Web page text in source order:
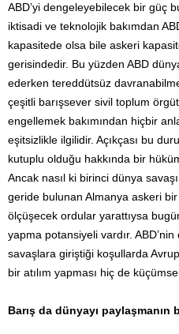
ABD’yi dengeleyebilecek bir güç
iktisadi ve teknolojik bakımdan
kapasitede olsa bile askeri
gerisindedir. Bu yüzden ABD
ederken tereddütsüz
çeşitli barışsever sivil toplum
engellemek bakımından hiçbir
eşitsizlikle ilgilidir. Açıkçası bu
kutuplu olduğu hakkında bir
Ancak nasıl ki birinci dünya
geride bulunan Almanya askeri
ölçüşecek ordular yarattıysa
yapma potansiyeli vardır.
savaşlara giriştiği koşullarda
bir atılım yapması hiç de
Barış da dünyayı paylaşmanın